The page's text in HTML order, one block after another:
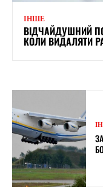
ІНШЕ
ВІДЧАЙДУШНИЙ
КОЛИ ВИДАЛЯТИ